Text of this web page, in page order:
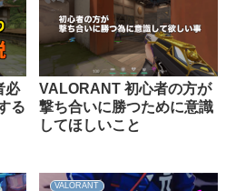
必
る
VALORANT 初心者の方が
撃ち合いに勝つために意識
してほしいこと
VALORANT